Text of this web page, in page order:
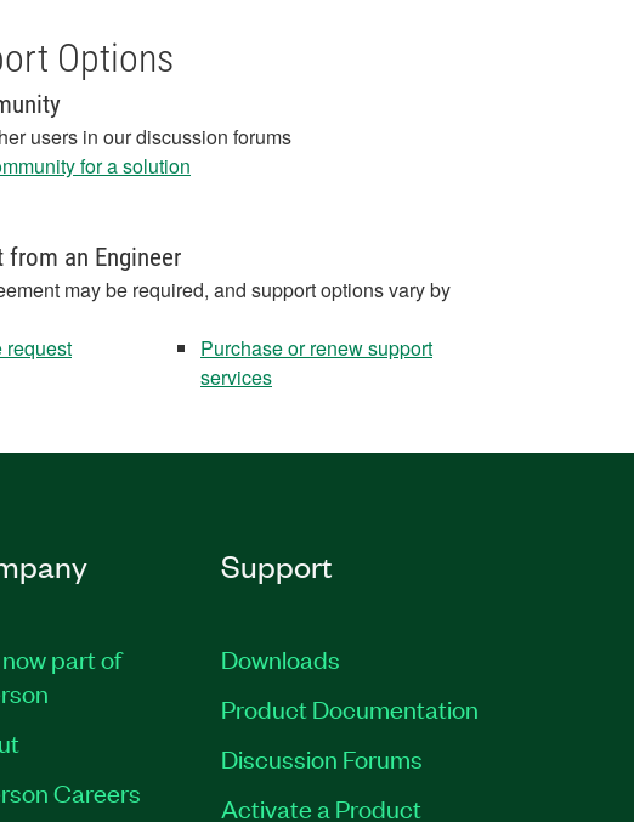
Options
users in our discussion forums
for a solution
from an Engineer
may be required, and support options vary by
request
Purchase or renew support
services
now part of
Careers
Support
Downloads
Product Documentation
Discussion Forums
Activate a Product